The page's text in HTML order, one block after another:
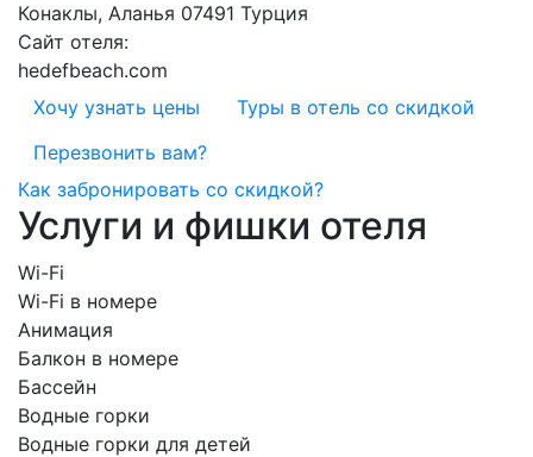
Конаклы, Аланья 07491 Турция
Сайт отеля:
hedefbeach.com
Хочу узнать цены
Туры в отель со скидкой
Перезвонить вам?
Как забронировать со скидкой?
Услуги и фишки отеля
Wi-Fi
Wi-Fi в номере
Анимация
Балкон в номере
Бассейн
Водные горки
Водные горки для детей